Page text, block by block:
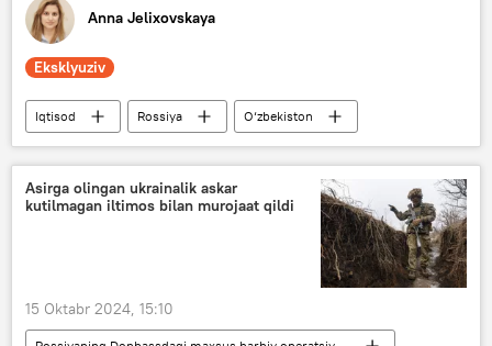
Anna Jelixovskaya
Eksklyuziv
Iqtisod Rossiya
O‘zbekiston
O‘zbekiston - Rossiya
AES
Rosatom
Asirga olingan ukrainalik askar
kutilmagan iltimos bilan murojaat qildi
15 Oktabr 2024, 15:10